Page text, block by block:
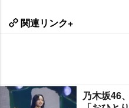
関連リンク+
乃木坂46